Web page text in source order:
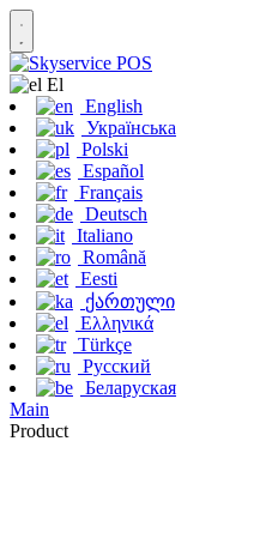
Εl
English
Українська
Polski
Español
Français
Deutsch
Italiano
Română
Eesti
ქართული
Ελληνικά
Türkçe
Русский
Беларуская
Main
Product